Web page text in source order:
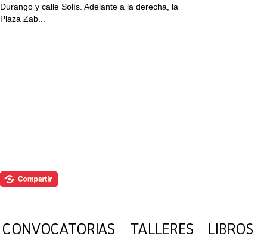
Durango y calle Solís. Adelante a la derecha, la
Plaza Zab...